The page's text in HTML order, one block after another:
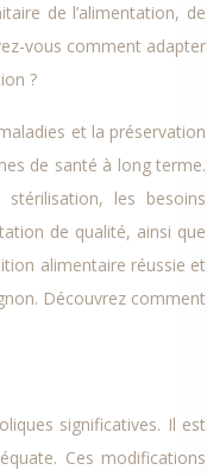
de l’alimentation, de
vous comment adapter
?
et la préservation
de santé à long terme.
les besoins
de qualité, ainsi que
alimentaire réussie et
Découvrez comment
significatives. Il est
Ces modifications